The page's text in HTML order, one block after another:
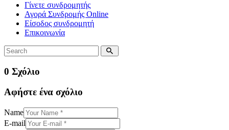
Γίνετε συνδρομητής
Αγορά Συνδρομής Online
Είσοδος συνδρομητή
Επικοινωνία
0 Σχόλιο
Αφήστε ένα σχόλιο
Name
E-mail